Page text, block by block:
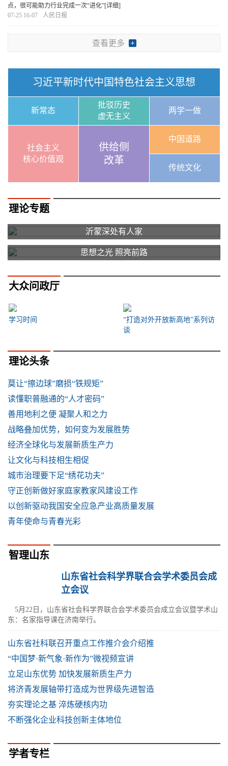
点，很可能助力行业完成一次“进化”[详细]
07-25 16-07
人民日报
查看更多
习近平新时代中国特色社会主义思想
新常态
批驳历史
虚无主义
两学一做
社会主义
核心价值观
供给侧
改革
中国道路
传统文化
理论专题
沂蒙深处有人家
思想之光 照亮前路
大众问政厅
学习时间
“打造对外开放新高地”系列访
谈
理论头条
莫让“擦边球”磨损“铁规矩”
读懂职普融通的“人才密码”
善用地利之便 凝聚人和之力
战略叠加优势，如何变为发展胜势
经济全球化与发展新质生产力
让文化与科技相生相促
城市治理要下足“绣花功夫”
守正创新做好家庭家教家风建设工作
以创新驱动我国安全应急产业高质量发展
青年使命与青春光彩
智理山东
山东省社会科学界联合会学术委员会成
立会议
5月22日，山东省社会科学界联合会学术委员会成立会议暨学术山
东：名家指导课在济南举行。
山东省社科联召开重点工作推介会介绍推
“中国梦·新气象·新作为”微视频宣讲
立足山东优势 加快发展新质生产力
将济青发展轴带打造成为世界级先进智造
夯实理论之基 淬炼硬核内功
不断强化企业科技创新主体地位
学者专栏